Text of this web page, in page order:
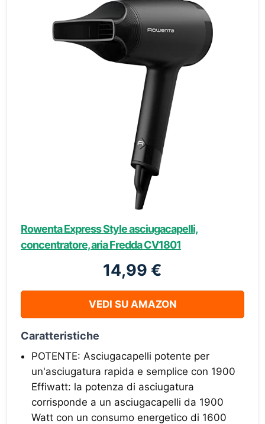
Rowenta Express Style asciugacapelli,
concentratore, aria Fredda CV1801
14,99 €
VEDI SU AMAZON
Caratteristiche
POTENTE: Asciugacapelli potente per
un'asciugatura rapida e semplice con 1900
Effiwatt: la potenza di asciugatura
corrisponde a un asciugacapelli da 1900
Watt con un consumo energetico di 1600